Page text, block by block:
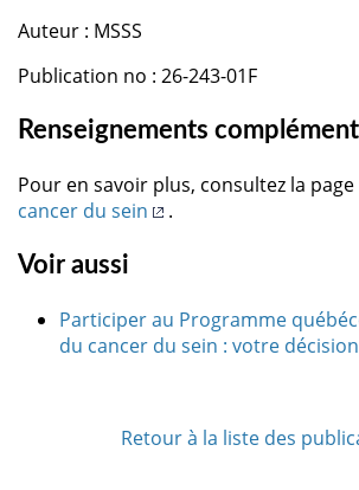
Auteur : MSSS
Publication no : 26-243-01F
Renseignements
Pour en savoir plus, consultez la page
cancer du sein
.
Voir aussi
Participer au Programme
du cancer du sein : votre décision
Retour à la liste des